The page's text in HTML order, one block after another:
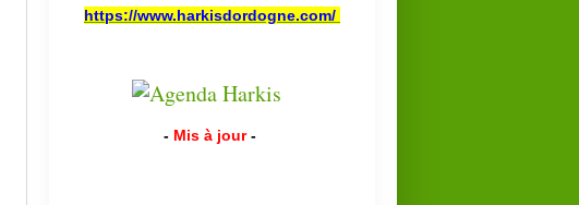
https://www.harkisdordogne.com/
- Mis à jour -